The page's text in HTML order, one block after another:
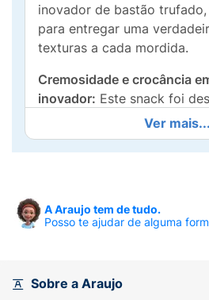
inovador de bastão
para entregar uma
texturas a cada mordida.
Cremosidade e crocância
inovador: Este snack foi
especialmente para quem
experiência diferenciada no
combina uma estrutura
esconde um recheio ao leite
cremoso, aveludado e
Ver mais...
A Araujo tem de tudo.
Posso te ajudar de alguma
Sobre a Araujo